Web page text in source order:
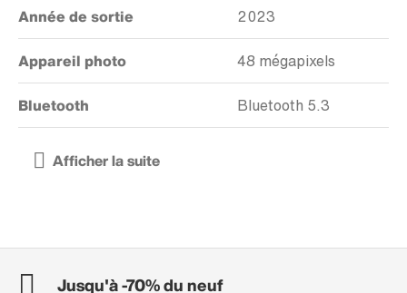
Année de sortie 2023
Appareil photo 48 mégapixels
Bluetooth Bluetooth 5.3
Jusqu'à -70% du neuf